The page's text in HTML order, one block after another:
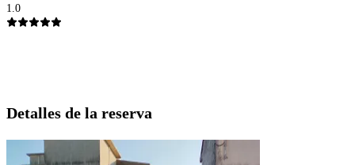
1.0
Detalles de la reserva